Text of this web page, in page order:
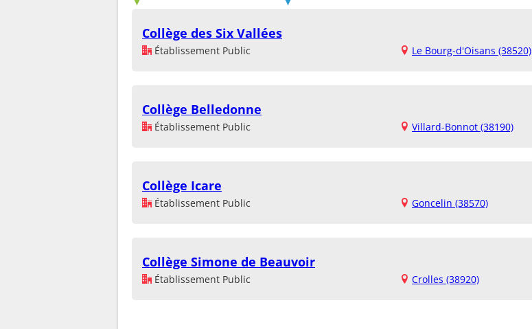
Collège des Six Vallées
Établissement Public Le Bourg-d'Oisans (38520)
Collège Belledonne
Établissement Public Villard-Bonnot (38190)
Collège Icare
Établissement Public Goncelin (38570)
Collège Simone de Beauvoir
Établissement Public Crolles (38920)